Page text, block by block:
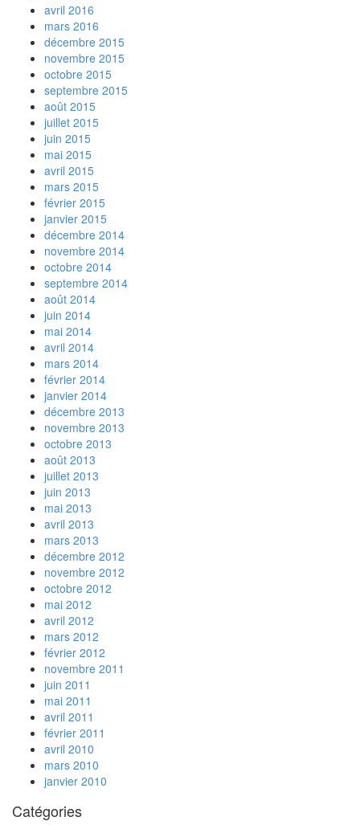
avril 2016
mars 2016
décembre 2015
novembre 2015
octobre 2015
septembre 2015
août 2015
juillet 2015
juin 2015
mai 2015
avril 2015
mars 2015
février 2015
janvier 2015
décembre 2014
novembre 2014
octobre 2014
septembre 2014
août 2014
juin 2014
mai 2014
avril 2014
mars 2014
février 2014
janvier 2014
décembre 2013
novembre 2013
octobre 2013
août 2013
juillet 2013
juin 2013
mai 2013
avril 2013
mars 2013
décembre 2012
novembre 2012
octobre 2012
mai 2012
avril 2012
mars 2012
février 2012
novembre 2011
juin 2011
mai 2011
avril 2011
février 2011
avril 2010
mars 2010
janvier 2010
Catégories